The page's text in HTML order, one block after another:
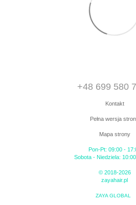
+48 699 580
Kontakt
Pełna wersja
Mapa strony
Pon-Pt: 09:00 -
Sobota - Niedziela:
© 2018-2026
zayahair.pl
ZAYA GLOBAL